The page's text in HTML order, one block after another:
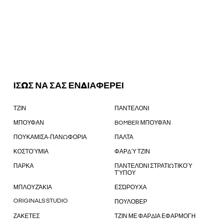
ΙΣΩΣ ΝΑ ΣΑΣ ΕΝΔΙΑΦΕΡΕΙ
ΤΖΙΝ ΠΑΝΤΕΛΟΝΙ
ΜΠΟΥΦΑΝ BOMBER ΜΠΟΥΦΆΝ
ΠΟΥΚΑΜΙΣΑ-ΠΑΝΩΦΟΡΙΑ ΠΑΛΤΑ
ΚΟΣΤΟΎΜΙΑ ΦΑΡΔΎ ΤΖΙΝ
ΠΑΡΚΑ
ΠΑΝΤΕΛΌΝΙ ΣΤΡΑΤΙΩΤΙΚΟΎ
ΤΎΠΟΥ
ΜΠΛΟΥΖΆΚΙΑ ΕΣΏΡΟΥΧΑ
ORIGINALS STUDIO ΠΟΥΛΟΒΕΡ
ΖΑΚΕΤΕΣ ΤΖΙΝ ΜΕ ΦΑΡΔΙΑ ΕΦΑΡΜΟΓΗ